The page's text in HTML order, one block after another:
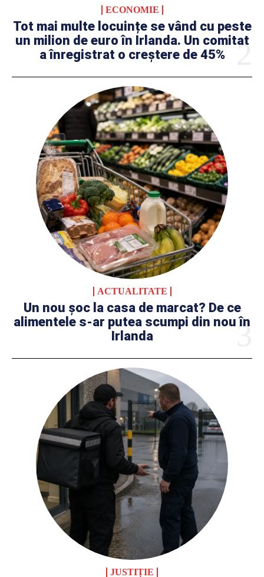
ECONOMIE
Tot mai multe locuințe se vând cu peste
un milion de euro în Irlanda. Un comitat
a înregistrat o creștere de 45%
ACTUALITATE
Un nou șoc la casa de marcat? De ce
alimentele s-ar putea scumpi din nou în
Irlanda
JUSTIȚIE